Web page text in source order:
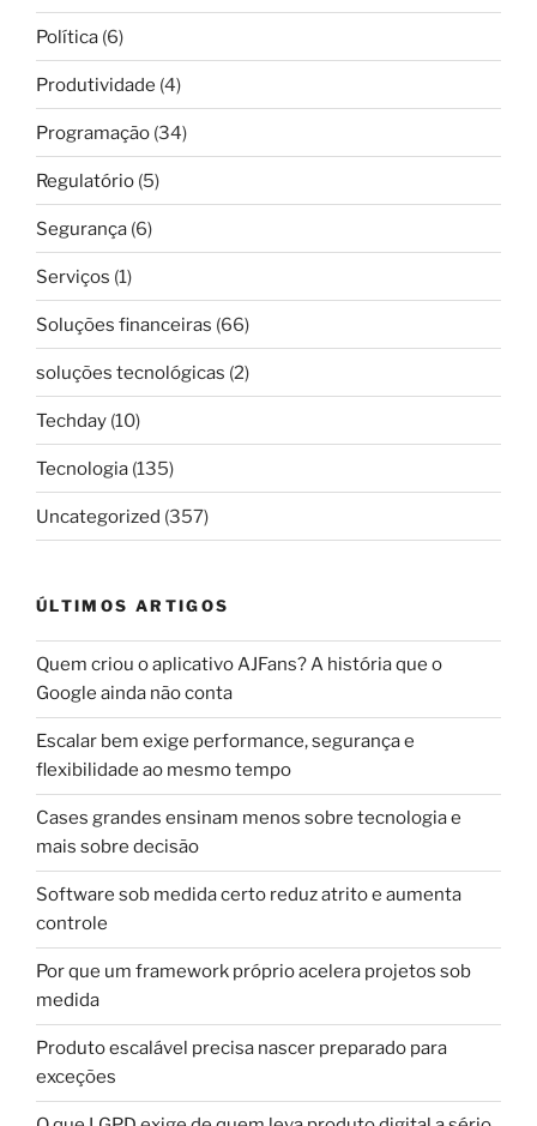
Política (6)
Produtividade (4)
Programação (34)
Regulatório (5)
Segurança (6)
Serviços (1)
Soluções financeiras (66)
soluções tecnológicas (2)
Techday (10)
Tecnologia (135)
Uncategorized (357)
ÚLTIMOS ARTIGOS
Quem criou o aplicativo AJFans? A história que o
Google ainda não conta
Escalar bem exige performance, segurança e
flexibilidade ao mesmo tempo
Cases grandes ensinam menos sobre tecnologia e
mais sobre decisão
Software sob medida certo reduz atrito e aumenta
controle
Por que um framework próprio acelera projetos sob
medida
Produto escalável precisa nascer preparado para
exceções